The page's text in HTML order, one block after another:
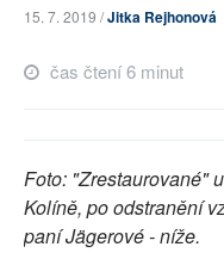
15. 7. 2019 /Jitka Rejhonová
čas čtení 6 minut
Foto: "Zrestaurované"
Kolíně, po odstranění
paní Jägerové - níže.